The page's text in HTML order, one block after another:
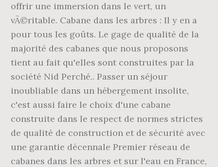
offrir une immersion dans le vert, un
vÃ©ritable. Cabane dans les arbres : Il y en a
pour tous les goûts. Le gage de qualité de la
majorité des cabanes que nous proposons
tient au fait qu'elles sont construites par la
société Nid Perché.. Passer un séjour
inoubliable dans un hébergement insolite,
c'est aussi faire le choix d'une cabane
construite dans le respect de normes strictes
de qualité de construction et de sécurité avec
une garantie décennale Premier réseau de
cabanes dans les arbres et sur l'eau en France,